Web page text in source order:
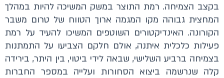
בקצב הצמיחה. רמת התוצר במשק המשיכה להיות במהלך
המחצית גבוהה מקו המגמה ארוך הטווח של טרום משבר
הקורונה. האינדיקטורים השוטפים המשיכו להעיד על רמת
פעילות כלכלית איתנה, אולם חלקם הצביעו על התמתנות
בצמיחה ברביע השלישי, שבאה לידי ביטוי, בין היתר, בירידה
קלה שנרשמה ביצוא הסחורות ועלייה במספר החברות